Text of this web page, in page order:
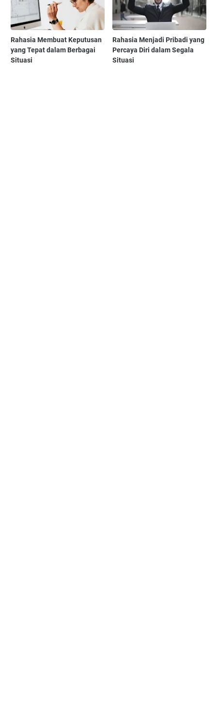
Rahasia Membuat Keputusan
yang Tepat dalam Berbagai
Situasi
Rahasia Menjadi Pribadi yang
Percaya Diri dalam Segala
Situasi